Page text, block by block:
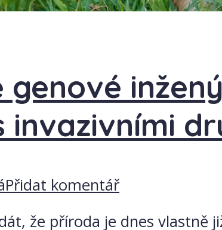
genové
invazivními
Přidat komentář
že příroda je dnes vlastně